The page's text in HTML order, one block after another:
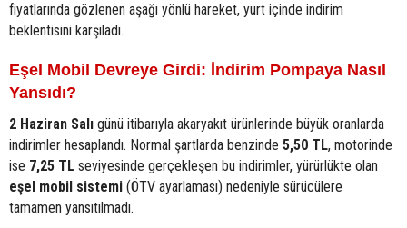
fiyatlarında gözlenen aşağı yönlü hareket, yurt içinde indirim
beklentisini karşıladı.
Eşel Mobil Devreye Girdi: İndirim Pompaya Nasıl
Yansıdı?
2 Haziran Salı günü itibarıyla akaryakıt ürünlerinde büyük oranlarda
indirimler hesaplandı. Normal şartlarda benzinde 5,50 TL, motorinde
ise 7,25 TL seviyesinde gerçekleşen bu indirimler, yürürlükte olan
eşel mobil sistemi (ÖTV ayarlaması) nedeniyle sürücülere
tamamen yansıtılmadı.